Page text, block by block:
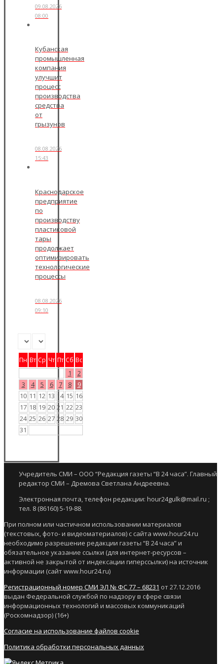
09.08.2026
08:00
Кубанская
промышленная
компания
улучшит
процесс
производства
средства
от
грызунов
08.08.2026
15:43
Краснодарское
предприятие
по
производству
пластиковой
тары
продолжает
оптимизировать
технологические
процессы
08.08.2026
09:10
Пн Вт Ср Чт Пт Сб Вс
1
2
3
4 5 6 7 8
9
10 11 12 13 14 15 16
17 18 19 20 21 22 23
24 25 26 27 28 29 30
31
Учредитель СМИ – ООО “Редакция газеты “В 24 часа”. Главный
редактор СМИ – Дремова Светлана Андреевна.
Электронная почта, телефон редакции: hour24gulk@mail.ru ;
тел. 8 (86160) 5-19-88.
При полном или частичном использовании материалов
(текстовых, фото- и видеоматериалов) с сайта www.hour24.ru
необходимо разрешение редакции газеты “В 24 часа” и
обязательное указание ссылки (для интернет-ресурсов –
активной не закрытой от индексации гиперссылки) на источник
информации (сайт www.hour24.ru)
Регистрационный номер СМИ ЭЛ № ФС 77 – 68231 от 27.12.2016
выдан Федеральной службой по надзору в сфере связи
информационных технологий и массовых коммуникаций
(Роскомнадзор) (16+)
Согласие на использование файлов cookie
Политика обработки персональных данных